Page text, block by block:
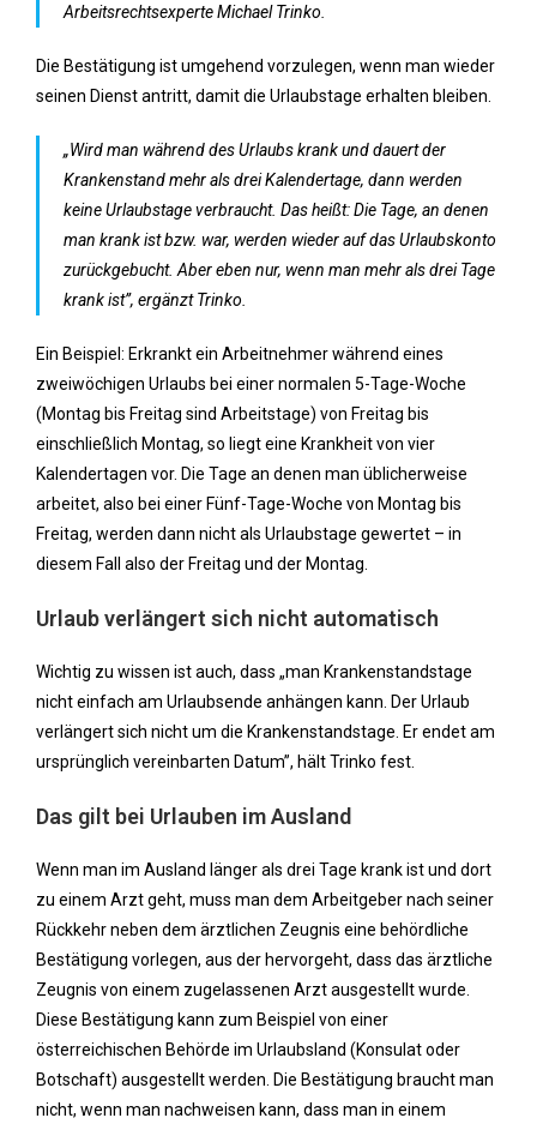
Arbeitsrechtsexperte Michael Trinko.
Die Bestätigung ist umgehend vorzulegen, wenn man wieder
seinen Dienst antritt, damit die Urlaubstage erhalten bleiben.
„Wird man während des Urlaubs krank und dauert der
Krankenstand mehr als drei Kalendertage, dann werden
keine Urlaubstage verbraucht. Das heißt: Die Tage, an denen
man krank ist bzw. war, werden wieder auf das Urlaubskonto
zurückgebucht. Aber eben nur, wenn man mehr als drei Tage
krank ist”, ergänzt Trinko.
Ein Beispiel: Erkrankt ein Arbeitnehmer während eines
zweiwöchigen Urlaubs bei einer normalen 5-Tage-Woche
(Montag bis Freitag sind Arbeitstage) von Freitag bis
einschließlich Montag, so liegt eine Krankheit von vier
Kalendertagen vor. Die Tage an denen man üblicherweise
arbeitet, also bei einer Fünf-Tage-Woche von Montag bis
Freitag, werden dann nicht als Urlaubstage gewertet – in
diesem Fall also der Freitag und der Montag.
Urlaub verlängert sich nicht automatisch
Wichtig zu wissen ist auch, dass „man Krankenstandstage
nicht einfach am Urlaubsende anhängen kann. Der Urlaub
verlängert sich nicht um die Krankenstandstage. Er endet am
ursprünglich vereinbarten Datum”, hält Trinko fest.
Das gilt bei Urlauben im Ausland
Wenn man im Ausland länger als drei Tage krank ist und dort
zu einem Arzt geht, muss man dem Arbeitgeber nach seiner
Rückkehr neben dem ärztlichen Zeugnis eine behördliche
Bestätigung vorlegen, aus der hervorgeht, dass das ärztliche
Zeugnis von einem zugelassenen Arzt ausgestellt wurde.
Diese Bestätigung kann zum Beispiel von einer
österreichischen Behörde im Urlaubsland (Konsulat oder
Botschaft) ausgestellt werden. Die Bestätigung braucht man
nicht, wenn man nachweisen kann, dass man in einem